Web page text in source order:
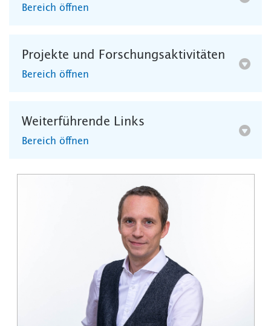
Bereich öffnen
Projekte und Forschungsaktivitäten
Bereich öffnen
Weiterführende Links
Bereich öffnen